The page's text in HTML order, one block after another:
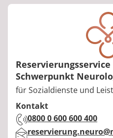
Schwerpunkt
Berufstitel:
für Sozialdienste und
Kontakt
Telefon:
0800 0 600 600 400
E-Mail: